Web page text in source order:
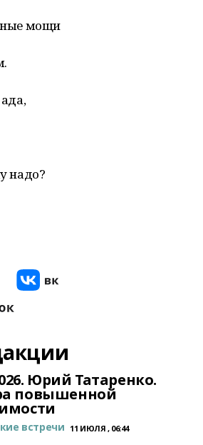
мощи
надо?
Юрий Татаренко.
повышенной
встречи 11 ИЮЛЯ , 06:44